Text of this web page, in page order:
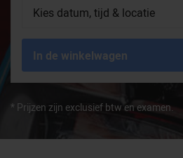
In de winkelwagen
* Prijzen zijn exclusief btw en examen.